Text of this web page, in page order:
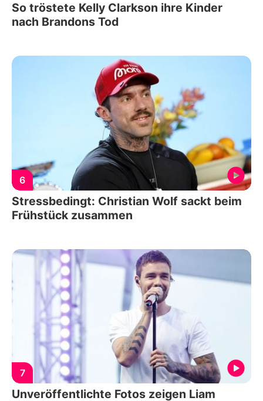
So tröstete Kelly Clarkson ihre Kinder
nach Brandons Tod
6
Stressbedingt: Christian Wolf sackt beim
Frühstück zusammen
7
Unveröffentlichte Fotos zeigen Liam